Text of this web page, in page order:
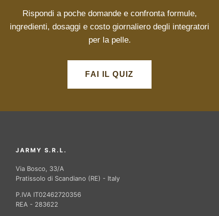
Rispondi a poche domande e confronta formule,
ingredienti, dosaggi e costo giornaliero degli integratori
per la pelle.
FAI IL QUIZ
JARMY S.R.L.
Via Bosco, 33/A
Pratissolo di Scandiano (RE) - Italy
P.IVA IT02462720356
REA - 283622